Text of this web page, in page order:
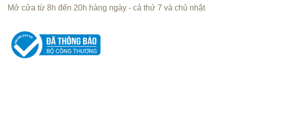
Sửa máy lạnh Quận 5 - Bảo trì máy
lạnh Quận 5
Mở cửa từ 8h đến 20h hàng ngày - cả thứ 7 và chủ nhật